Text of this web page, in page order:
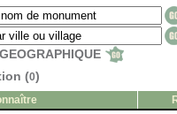
(0)